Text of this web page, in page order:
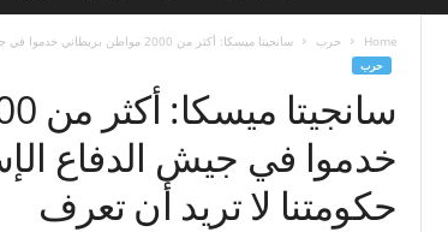
Home حرب سانجيتا ميسكا: أكثر من 2000 مواطن بريطاني خدموا في جيش الدفاع الإسرائيلي...
حرب
خدموا في جيش الدفاع
حكومتنا لا تريد أن تعرف